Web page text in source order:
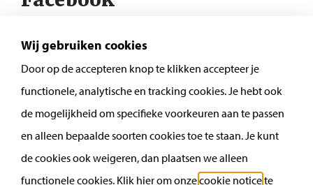
Wij gebruiken cookies
Door op de accepteren knop te klikken accepteer je
functionele, analytische en tracking cookies. Je hebt ook
de mogelijkheid om specifieke voorkeuren aan te passen
en alleen bepaalde soorten cookies toe te staan. Je kunt
de cookies ook weigeren, dan plaatsen we alleen
functionele cookies. Klik hier om onzecookie noticete